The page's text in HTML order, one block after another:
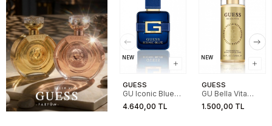
NEW
GUESS
GU Iconic Blue
EDP 100ML
4.640,00 TL
NEW
GUESS
GU Bella Vita
Women Frag
Mist 250 ML 25
1.500,00 TL